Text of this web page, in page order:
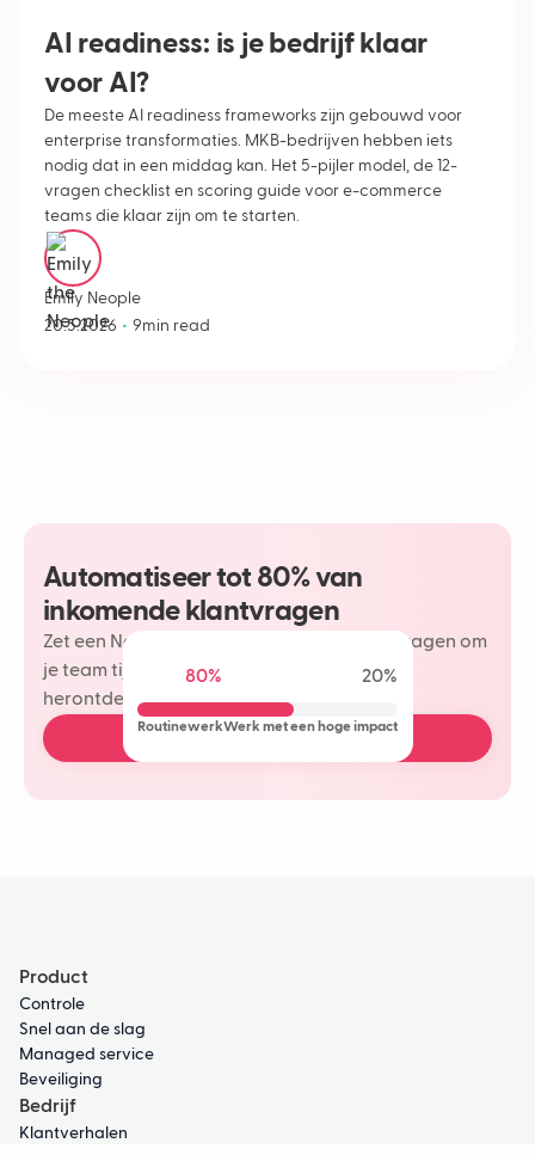
AI readiness: is je bedrijf klaar
voor AI?
De meeste AI readiness frameworks zijn gebouwd voor
enterprise transformaties. MKB-bedrijven hebben iets
nodig dat in een middag kan. Het 5-pijler model, de 12-
vragen checklist en scoring guide voor e-commerce
teams die klaar zijn om te starten.
Emily Neople
20.5.2026 • 9min read
Automatiseer tot 80% van
inkomende klantvragen
Zet een Neople in op je meest herhaalde vragen om
je team tijd te besparen en meer plezier te
herontdekken in je klantinteracties.
Plan een gratis demo
80% 20%
RoutinewerkWerk met een hoge impact
Product
Controle
Snel aan de slag
Managed service
Beveiliging
Bedrijf
Klantverhalen